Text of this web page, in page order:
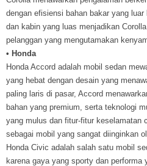
dengan efisiensi bahan bakar yang
dan kabin yang luas menjadikan
pelanggan yang mengutamakan
• Honda
Honda Accord adalah mobil sedan
yang hebat dengan desain yang
paling laris di pasar, Accord
bahan yang premium, serta teknologi
yang mulus dan fitur-fitur keselamatan
sebagai mobil yang sangat diinginkan
Honda Civic adalah salah satu mobil
karena gaya yang sporty dan performa